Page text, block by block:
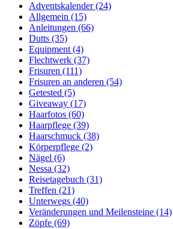
Adventskalender (24)
Allgemein (15)
Anleitungen (66)
Dutts (35)
Equipment (4)
Flechtwerk (37)
Frisuren (111)
Frisuren an anderen (54)
Getested (5)
Giveaway (17)
Haarfotos (60)
Haarpflege (39)
Haarschmuck (38)
Körperpflege (2)
Nägel (6)
Nessa (32)
Reisetagebuch (31)
Treffen (21)
Unterwegs (40)
Veränderungen und Meilensteine (14)
Zöpfe (69)